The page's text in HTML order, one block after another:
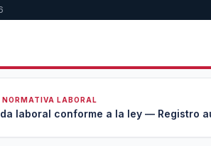
NORMATIVA LABORAL
laboral conforme a la ley — Registro